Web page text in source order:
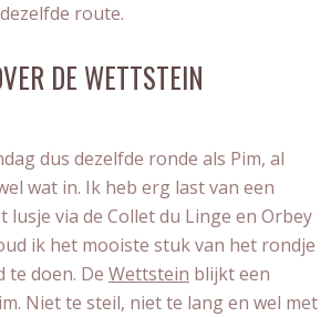
route.
DE WETTSTEIN
dus dezelfde ronde als Pim, al
wat in. Ik heb erg last van een
lusje via de Collet du Linge en Orbey
ik het mooiste stuk van het rondje
te doen. De Wettstein blijkt een
Niet te steil, niet te lang en wel met